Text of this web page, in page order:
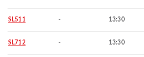
SL511 - 13:30
SL712 - 13:30